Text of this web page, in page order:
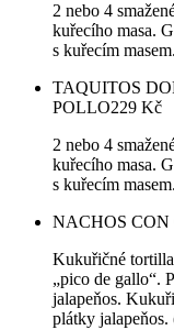
2 nebo 4
kuřecího masa.
s kuřecím
TAQUITOS
POLLO229 Kč
2 nebo 4
kuřecího masa.
s kuřecím
NACHOS CON
Kukuřičné
„pico de gallo“.
jalapeňos.
plátky jalapeňos.